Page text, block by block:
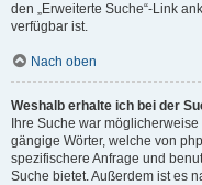
den „Erweiterte Suche“-Link
verfügbar ist.
Nach oben
Weshalb erhalte ich bei der
Ihre Suche war
gängige Wörter, welche von
spezifischere Anfrage und
Suche bietet. Außerdem ist es